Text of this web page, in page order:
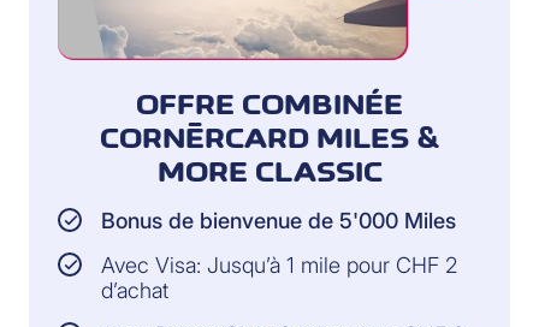
OFFRE COMBINÉE
CORNÈRCARD MILES &
MORE CLASSIC
Bonus de bienvenue de 5'000 Miles
Avec Visa: Jusqu’à 1 mile pour CHF 2
d’achat